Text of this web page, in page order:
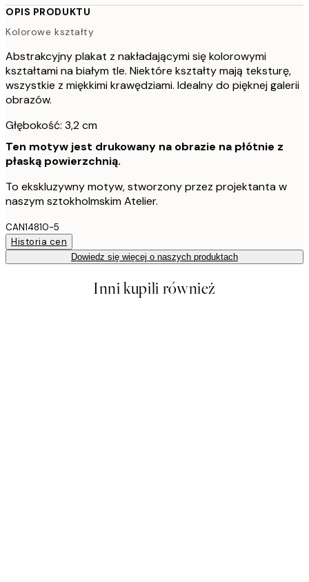
OPIS PRODUKTU
Kolorowe kształty
Abstrakcyjny plakat z nakładającymi się kolorowymi
kształtami na białym tle. Niektóre kształty mają teksturę,
wszystkie z miękkimi krawędziami. Idealny do pięknej galerii
obrazów.
Głębokość: 3,2 cm
Ten motyw jest drukowany na obrazie na płótnie z
płaską powierzchnią.
To ekskluzywny motyw, stworzony przez projektanta w
naszym sztokholmskim Atelier.
CAN14810-5
Historia cen
Dowiedz się więcej o naszych produktach
Inni kupili również